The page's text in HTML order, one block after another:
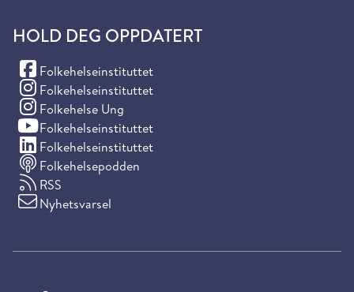
HOLD DEG OPPDATERT
Folkehelseinstituttet
(Facebook)
Folkehelseinstituttet
(Instagram)
Folkehelse Ung
(Instagram)
Folkehelseinstituttet
(YouTube)
Folkehelseinstituttet
(LinkedIn)
Folkehelsepodden
RSS
Nyhetsvarsel